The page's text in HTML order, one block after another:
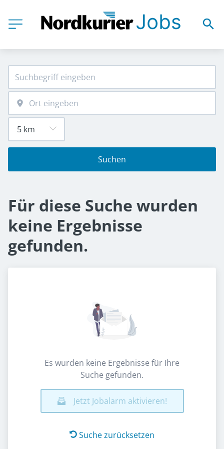
Suchen
Für diese Suche wurden
keine Ergebnisse
gefunden.
Es wurden keine Ergebnisse für Ihre
Suche gefunden.
Jetzt Jobalarm aktivieren!
Suche zurücksetzen